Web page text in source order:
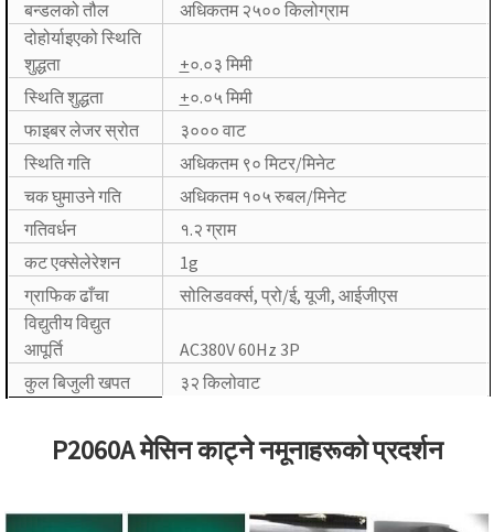
बन्डलको तौल
अधिकतम २५०० किलोग्राम
दोहोर्याइएको स्थिति
शुद्धता
+०.०३ मिमी
स्थिति शुद्धता
+०.०५ मिमी
फाइबर लेजर स्रोत
३००० वाट
स्थिति गति
अधिकतम ९० मिटर/मिनेट
चक घुमाउने गति
अधिकतम १०५ रुबल/मिनेट
गतिवर्धन
१.२ ग्राम
कट एक्सेलेरेशन
1g
ग्राफिक ढाँचा
सोलिडवर्क्स, प्रो/ई, यूजी, आईजीएस
विद्युतीय विद्युत
आपूर्ति
AC380V 60Hz 3P
कुल बिजुली खपत
३२ किलोवाट
P2060A मेसिन काट्ने नमूनाहरूको प्रदर्शन